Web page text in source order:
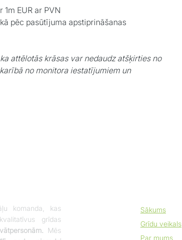
EUR ar PVN
pēc pasūtījuma apstiprināšanas
attēlotās krāsas var nedaudz atšķirties no
no monitora iestatījumiem un
komanda, kas
grīdas
Mēs
Sākums
Grīdu veikals
Par mums